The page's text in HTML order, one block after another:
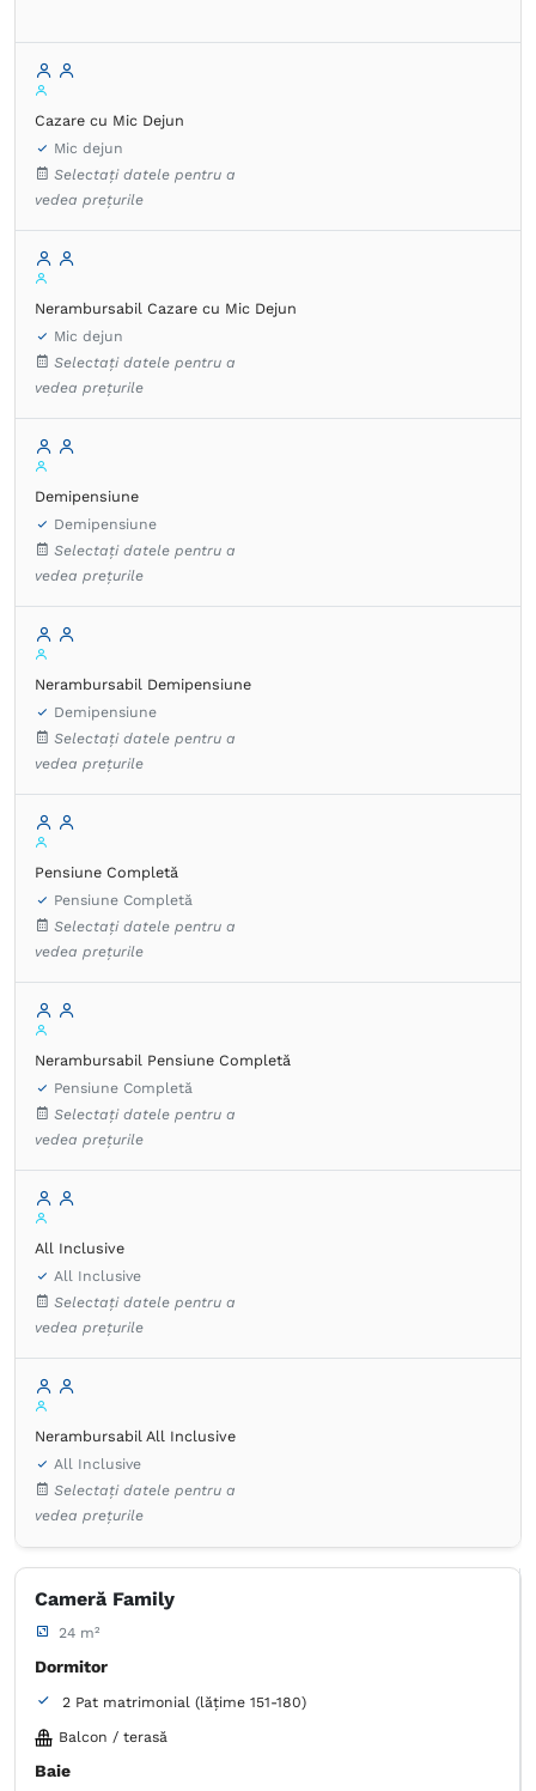
Cazare cu Mic Dejun
Mic dejun
Selectați datele pentru a
vedea prețurile
Nerambursabil Cazare cu Mic Dejun
Mic dejun
Selectați datele pentru a
vedea prețurile
Demipensiune
Demipensiune
Selectați datele pentru a
vedea prețurile
Nerambursabil Demipensiune
Demipensiune
Selectați datele pentru a
vedea prețurile
Pensiune Completă
Pensiune Completă
Selectați datele pentru a
vedea prețurile
Nerambursabil Pensiune Completă
Pensiune Completă
Selectați datele pentru a
vedea prețurile
All Inclusive
All Inclusive
Selectați datele pentru a
vedea prețurile
Nerambursabil All Inclusive
All Inclusive
Selectați datele pentru a
vedea prețurile
Cameră Family
24 m²
Dormitor
2 Pat matrimonial (lățime 151-180)
Balcon / terasă
Baie